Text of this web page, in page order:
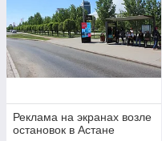
Реклама на экранах возле
остановок в Астане